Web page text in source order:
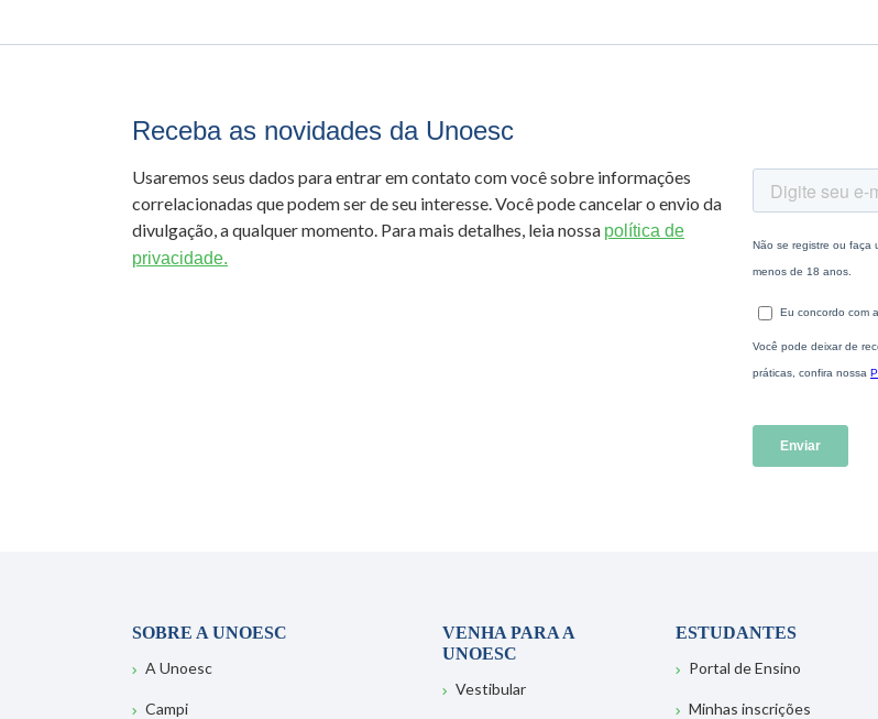
Receba as novidades da Unoesc
Usaremos seus dados para entrar em contato com você sobre informações
correlacionadas que podem ser de seu interesse. Você pode cancelar o envio da
divulgação, a qualquer momento. Para mais detalhes, leia nossa política de
privacidade.
SOBRE A UNOESC
A Unoesc
Campi
VENHA PARA A
UNOESC
Vestibular
ESTUDANTES
Portal de Ensino
Minhas inscrições